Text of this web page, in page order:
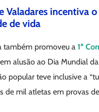
Valadares incentiva
de vida
também promoveu a1ª
em alusão ao Dia Mundial
popular teve inclusive a
de mil atletas em provas